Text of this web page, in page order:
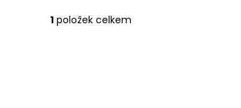
O
1 položek celkem